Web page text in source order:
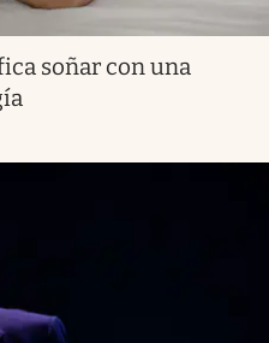
soñar con una